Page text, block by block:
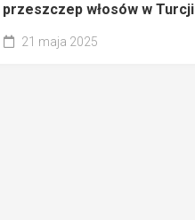
przeszczep włosów w Turcji
21 maja 2025